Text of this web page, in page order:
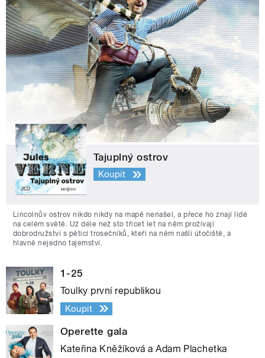
Tajuplný ostrov
Koupit
Lincolnův ostrov nikdo nikdy na mapě nenašel, a přece ho znají lidé
na celém světě. Už déle než sto třicet let na něm prožívají
dobrodružství s pěticí trosečníků, kteří na něm našli útočiště, a
hlavně nejedno tajemství.
1-25
Toulky první republikou
Koupit
Operette gala
Kateřina Kněžíková a Adam Plachetka